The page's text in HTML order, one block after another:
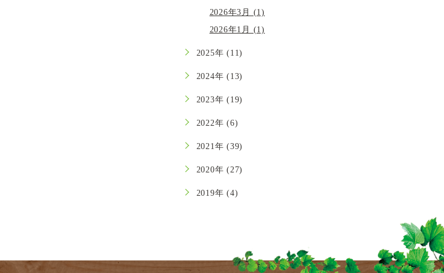
2026年3月 (1)
2026年1月 (1)
2025年 (11)
2024年 (13)
2023年 (19)
2022年 (6)
2021年 (39)
2020年 (27)
2019年 (4)